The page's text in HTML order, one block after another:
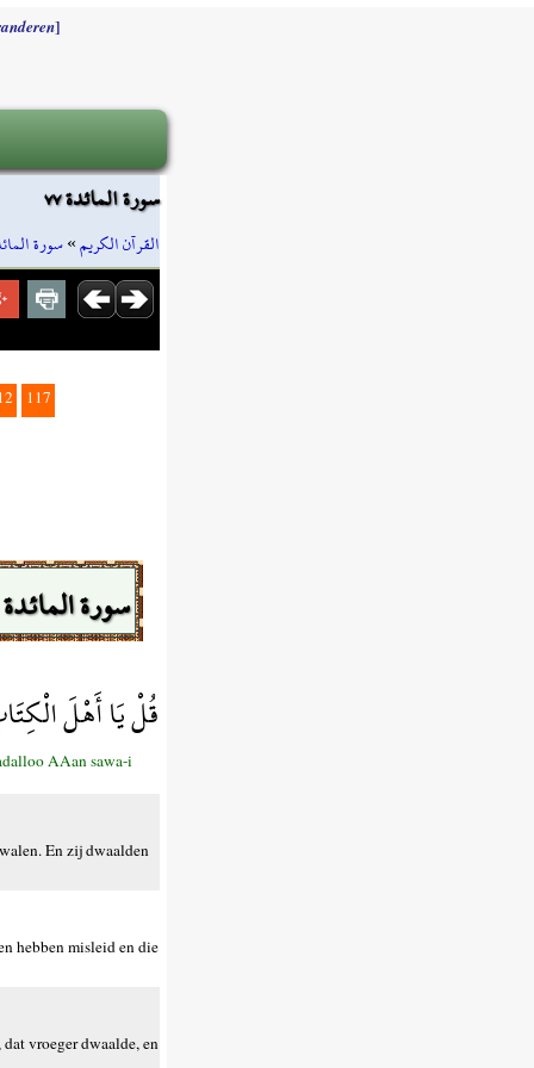
]
سورة المائدة ٧٧
القرآن الكريم»سورة
117
سورة المائدة
قُلْ يَا أَهْلَ
AAan sawa-i
En zij dwaalden
hebben misleid en die
vroeger dwaalde, en